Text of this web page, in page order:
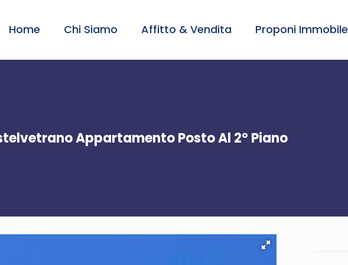
Home Chi Siamo Affitto & Vendita Proponi Immobile
Appartamento Posto Al 2° Piano